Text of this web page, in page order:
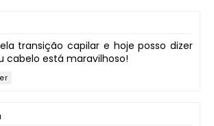
transição capilar e hoje posso dizer
cabelo está maravilhoso!